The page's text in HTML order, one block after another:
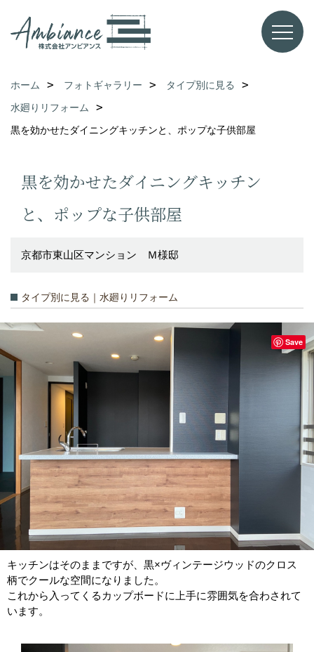
ホーム フォトギャラリー
タイプ別に見る
水廻りリフォーム
黒を効かせたダイニングキッチンと、ポップな子供部屋
黒を効かせたダイニングキッチン
と、ポップな子供部屋
京都市東山区マンション Ｍ様邸
タイプ別に見る｜水廻りリフォーム
キッチンはそのままですが、黒×ヴィンテージウッドのクロス
柄でクールな空間になりました。
これから入ってくるカップボードに上手に雰囲気を合わされて
います。
Save